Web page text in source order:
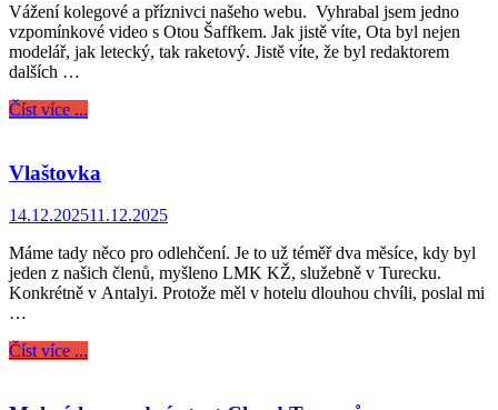
Vážení kolegové a příznivci našeho webu. Vyhrabal jsem jedno
vzpomínkové video s Otou Šaffkem. Jak jistě víte, Ota byl nejen
modelář, jak letecký, tak raketový. Jistě víte, že byl redaktorem
dalších …
Číst více ...
Vlaštovka
14.12.202511.12.2025
Máme tady něco pro odlehčení. Je to už téměř dva měsíce, kdy byl
jeden z našich členů, myšleno LMK KŽ, služebně v Turecku.
Konkrétně v Antalyi. Protože měl v hotelu dlouhou chvíli, poslal mi
…
Číst více ...